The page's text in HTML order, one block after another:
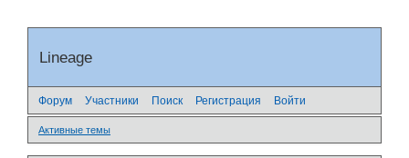
Lineage
Форум Участники Поиск Регистрация Войти
Активные темы